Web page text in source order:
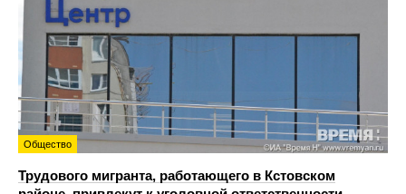
Общество
Трудового мигранта, работающего в Кстовском